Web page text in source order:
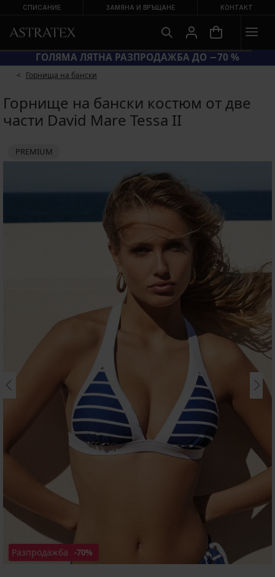
СПИСАНИЕ ЗАМЯНА И ВРЪЩАНЕ КОНТАКТ
ГОЛЯМА ЛЯТНА РАЗПРОДАЖБА ДО
БАНСКИ
Горнища на бански
Горнище на бански костюм от две
части David Mare Tessa II
PREMIUM
Разпродажба -70%